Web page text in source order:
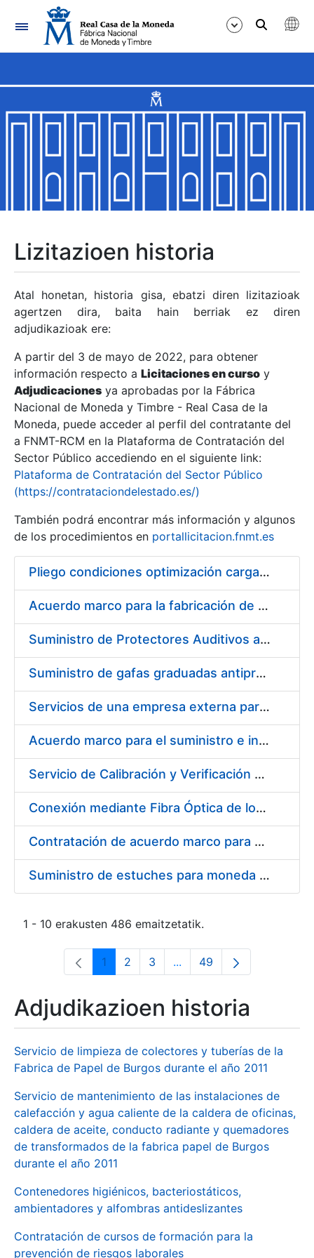
Nabigazioa
Erakutsi/Ezkutatu
Erakutsi/Ezkutatu
Erakutsi/Ezkutatu
Erakutsi/Ezkutatu
Erakutsi/Ezkutatu
Erakutsi/Ezkutatu
Erakutsi/Ezkutatu
Erakutsi/Ezkutatu
Lizitazioen historia
Atal honetan, historia gisa, ebatzi diren lizitazioak
agertzen dira, baita hain berriak ez diren
adjudikazioak ere:
A partir del 3 de mayo de 2022, para obtener
información respecto a Licitaciones en curso y
Adjudicaciones ya aprobadas por la Fábrica
Nacional de Moneda y Timbre - Real Casa de la
Moneda, puede acceder al perfil del contratante del
a FNMT-RCM en la Plataforma de Contratación del
Sector Público accediendo en el siguiente link:
Plataforma de Contratación del Sector Público
(https://contrataciondelestado.es/)
También podrá encontrar más información y algunos
de los procedimientos en portallicitacion.fnmt.es
Pliego condiciones optimización cargas compras firmado
Acuerdo marco para la fabricación de piezas
Suministro de Protectores Auditivos a medida para las personas trabajadoras de los Centros de Trabajo de Madrid y Burgos
Suministro de gafas graduadas antiproyecciones para los trabajadores de la FNMT-RCM en los centros de trabajo de Madrid y Burgos
Servicios de una empresa externa para el asesoramiento y resolución de los recursos de alzada que se presentan relacionados con procesos de selección para la FNMT-RCM
Acuerdo marco para el suministro e instalación de persianas, estores y otros complementos
Servicio de Calibración y Verificación Externa de los Equipos de Medición del Servicio de Prevención de la FNMT-RCM
Conexión mediante Fibra Óptica de los Centros de Proceso de Datos (CPDs) de las sedes de la FNMT-RCM de Burgos y Madrid
Contratación de acuerdo marco para el Suministro de Material de Electricidad para la Fábrica Nacional de Moneda y Timbre-Real Casa de la Moneda en su centro de trabajo de Burgos
Suministro de estuches para moneda de 30 €
1 - 10 erakusten 486 emaitzetatik.
Orrialdea
1 Orrialdea
2 Orrialdea
3 ...Intermediate Pages Use
Orrialdea
49
Adjudikazioen historia
Servicio de limpieza de colectores y tuberías de la
Fabrica de Papel de Burgos durante el año 2011
Servicio de mantenimiento de las instalaciones de
calefacción y agua caliente de la caldera de oficinas,
caldera de aceite, conducto radiante y quemadores
de transformados de la fabrica papel de Burgos
durante el año 2011
Contenedores higiénicos, bacteriostáticos,
ambientadores y alfombras antideslizantes
Contratación de cursos de formación para la
prevención de riesgos laborales